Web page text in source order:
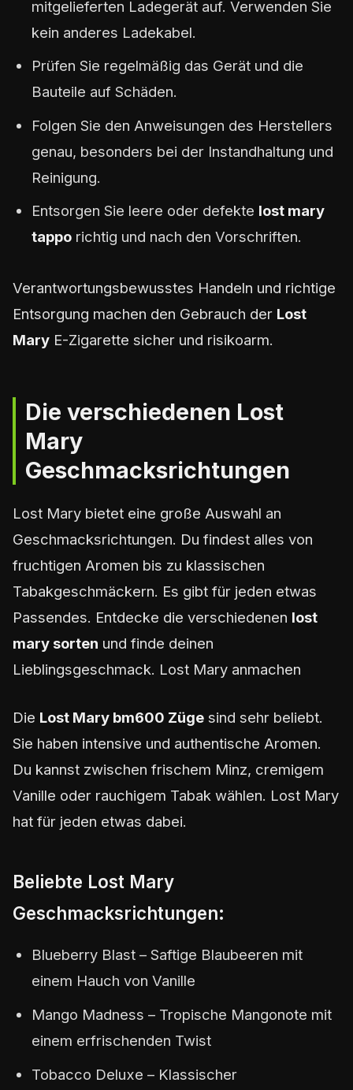
mitgelieferten Ladegerät auf. Verwenden Sie
kein anderes Ladekabel.
Prüfen Sie regelmäßig das Gerät und die
Bauteile auf Schäden.
Folgen Sie den Anweisungen des Herstellers
genau, besonders bei der Instandhaltung und
Reinigung.
Entsorgen Sie leere oder defekte lost mary
tappo richtig und nach den Vorschriften.
Verantwortungsbewusstes Handeln und richtige
Entsorgung machen den Gebrauch der Lost
Mary E-Zigarette sicher und risikoarm.
Die verschiedenen Lost
Mary
Geschmacksrichtungen
Lost Mary bietet eine große Auswahl an
Geschmacksrichtungen. Du findest alles von
fruchtigen Aromen bis zu klassischen
Tabakgeschmäckern. Es gibt für jeden etwas
Passendes. Entdecke die verschiedenen lost
mary sorten und finde deinen
Lieblingsgeschmack. Lost Mary anmachen
Die Lost Mary bm600 Züge sind sehr beliebt.
Sie haben intensive und authentische Aromen.
Du kannst zwischen frischem Minz, cremigem
Vanille oder rauchigem Tabak wählen. Lost Mary
hat für jeden etwas dabei.
Beliebte Lost Mary
Geschmacksrichtungen:
Blueberry Blast – Saftige Blaubeeren mit
einem Hauch von Vanille
Mango Madness – Tropische Mangonote mit
einem erfrischenden Twist
Tobacco Deluxe – Klassischer